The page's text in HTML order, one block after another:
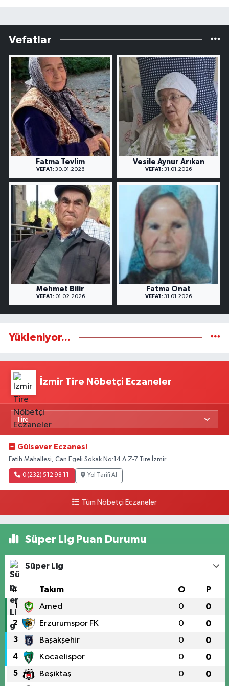
Vefatlar
Fatma Tevlim
VEFAT: 30.01.2026
Vesile Aynur Arıkan
VEFAT: 31.01.2026
Mehmet Bilir
VEFAT:01.02.2026
Fatma Onat
VEFAT: 31.01.2026
Yükleniyor...
İzmir Tire Nöbetçi Eczaneler
Gülsever Eczanesi
Fatih Mahallesi, Can Egeli Sokak No:14 A Z-7 Tire İzmir
0 (232) 512 98 11 Yol Tarifi Al
Tüm Nöbetçi Eczaneler
Süper Lig Puan Durumu
Süper Lig
# Takım O P
1 Amed 0 0
2 Erzurumspor FK 0 0
3 Başakşehir 0 0
4 Kocaelispor 0 0
5 Beşiktaş 0 0